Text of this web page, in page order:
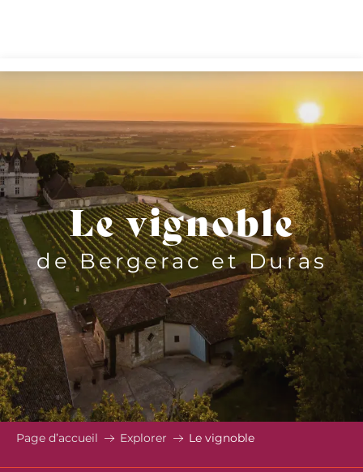
principal
Le vignoble
de Bergerac et Duras
Page d’accueil Explorer Le vignoble